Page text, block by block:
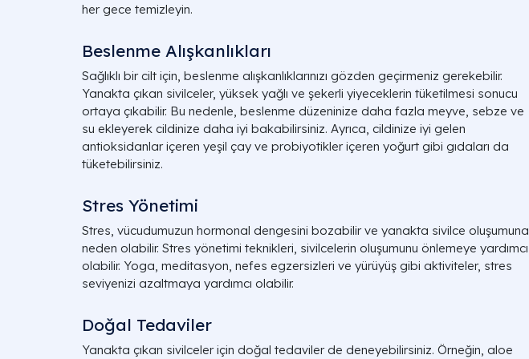
her gece temizleyin.
Beslenme Alışkanlıkları
Sağlıklı bir cilt için, beslenme alışkanlıklarınızı gözden geçirmeniz gerekebilir.
Yanakta çıkan sivilceler, yüksek yağlı ve şekerli yiyeceklerin tüketilmesi sonucu
ortaya çıkabilir. Bu nedenle, beslenme düzeninize daha fazla meyve, sebze ve
su ekleyerek cildinize daha iyi bakabilirsiniz. Ayrıca, cildinize iyi gelen
antioksidanlar içeren yeşil çay ve probiyotikler içeren yoğurt gibi gıdaları da
tüketebilirsiniz.
Stres Yönetimi
Stres, vücudumuzun hormonal dengesini bozabilir ve yanakta sivilce oluşumuna
neden olabilir. Stres yönetimi teknikleri, sivilcelerin oluşumunu önlemeye yardımcı
olabilir. Yoga, meditasyon, nefes egzersizleri ve yürüyüş gibi aktiviteler, stres
seviyenizi azaltmaya yardımcı olabilir.
Doğal Tedaviler
Yanakta çıkan sivilceler için doğal tedaviler de deneyebilirsiniz. Örneğin, aloe